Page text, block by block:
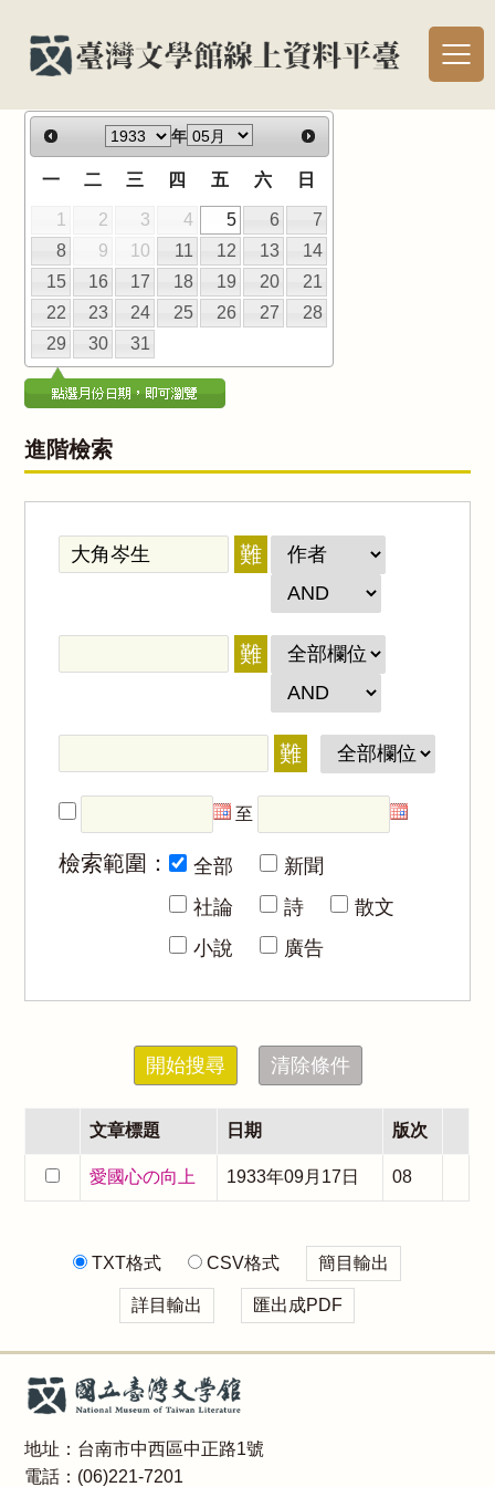
年
一 二 三 四 五 六 日
1 2 3 4 5 6
7
8
9 10 11 12 13
14
15
16 17 18 19 20
21
22
23 24 25 26 27
28
29
30 31
進階檢索
難
難
難
至
檢索範圍： 全部
新聞
社論
詩
散文
小說
廣告
開始搜尋 清除條件
文章標題 日期 版次
愛國心の向上 1933年09月17日 08
TXT格式 CSV格式 簡目輸出
詳目輸出 匯出成PDF
地址：台南市中西區中正路1號
電話：(06)221-7201